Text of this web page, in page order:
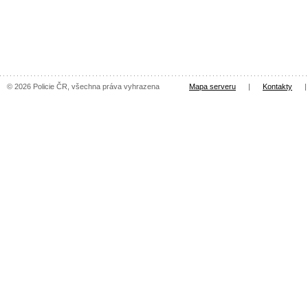
© 2026 Policie ČR, všechna práva vyhrazena Mapa serveru | Kontakty |